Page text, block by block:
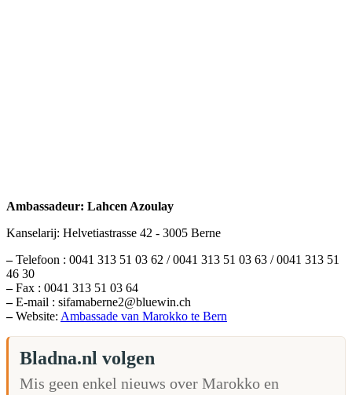
Ambassadeur: Lahcen Azoulay
Kanselarij: Helvetiastrasse 42 - 3005 Berne
–Telefoon : 0041 313 51 03 62 / 0041 313 51 03 63 / 0041 313 51
46 30
–Fax : 0041 313 51 03 64
–E-mail : sifamaberne2@bluewin.ch
–Website: Ambassade van Marokko te Bern
Bladna.nl volgen
Mis geen enkel nieuws over Marokko en